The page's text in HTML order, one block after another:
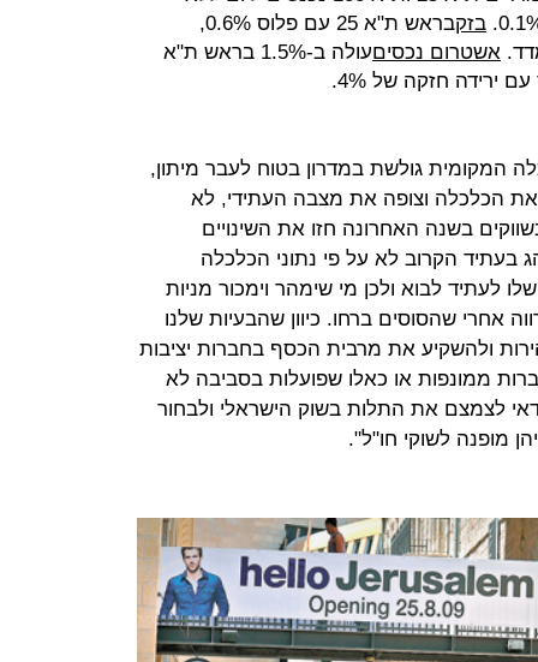
בזקבראש ת"א 25 עם פלוס 0.6%,
אשטרום נכסים
עולה ב-1.5% בראש ת"א
ירידה חזקה של 4%.
המקומית גולשת במדרון בטוח לעבר מיתון,
הכלכלה וצופה את מצבה העתידי, לא
בשנה האחרונה חזו את השינויים
בעתיד הקרוב לא על פי נתוני הכלכלה
לבוא ולכן מי שימהר וימכור מניות
אחרי שהסוסים ברחו. כיוון שהבעיות שלנו
ולהשקיע את מרבית הכסף בחברות יציבות
ממונפות או כאלו שפועלות בסביבה לא
לצמצם את התלות בשוק הישראלי ולבחור
מופנה לשוקי חו"ל".